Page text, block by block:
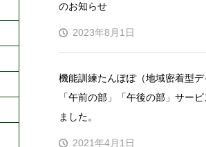
のお知らせ
2023年8月1日
機能訓練たんぽぽ（地域密着型デ
「午前の部」「午後の部」サー
ました。
2021年4月1日